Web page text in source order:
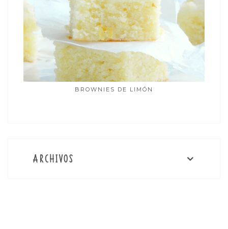
BROWNIES DE LIMÓN
ARCHIVOS